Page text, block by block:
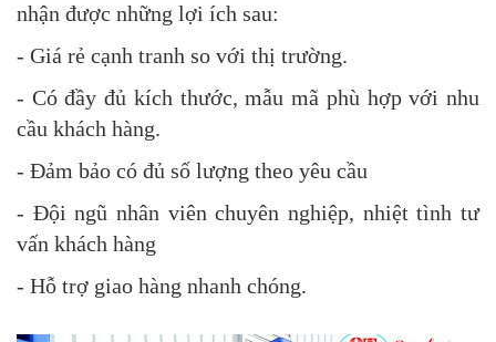
nhận được những lợi ích sau:
- Giá rẻ cạnh tranh so với thị trường.
- Có đầy đủ kích thước, mẫu mã phù hợp với nhu
cầu khách hàng.
- Đảm bảo có đủ số lượng theo yêu cầu
- Đội ngũ nhân viên chuyên nghiệp, nhiệt tình tư
vấn khách hàng
- Hỗ trợ giao hàng nhanh chóng.